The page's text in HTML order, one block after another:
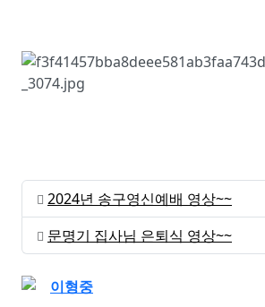
2024년 송구영신예배 영상~~
문명기 집사님 은퇴식 영상~~
이형중